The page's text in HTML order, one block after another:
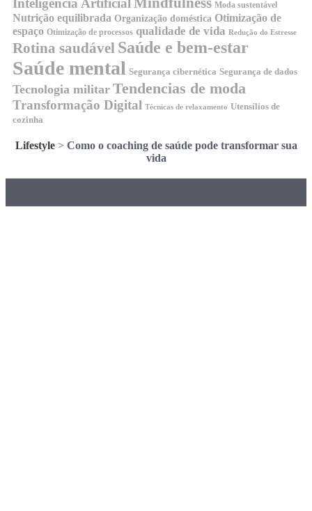
Inteligência Artificial Moda sustentável
Nutrição equilibrada Organização doméstica Otimização de
espaço Otimização de processos qualidade de vida Redução do Estresse
Rotina saudável Saúde e bem-estar
Saúde mental Segurança cibernética Segurança de dados
Tecnologia militar Tendencias de moda
Transformação Digital Técnicas de relaxamento Utensílios de
cozinha
Lifestyle> Como o coaching de saúde pode transformar sua
vida